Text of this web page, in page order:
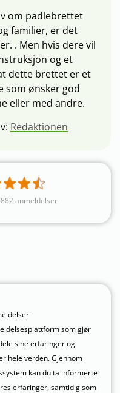
om padlebrettet
familier, er det
. Men hvis dere vil
og et
dette brettet er et
som ønsker god
eller med andre.
Redaktionen
anmeldelser
som gjør
sine erfaringer og
hele verden. Gjennom
kan du ta informerte
erfaringer, samtidig som